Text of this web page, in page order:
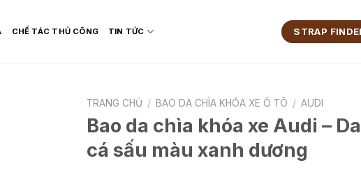
CHẾ TÁC THỦ CÔNG TIN TỨC STRAP
TRANG CHỦ / BAO DA CHÌA KHÓA XE Ô TÔ / AUDI
Bao da chìa khóa xe Audi – Da
cá sấu màu xanh dương